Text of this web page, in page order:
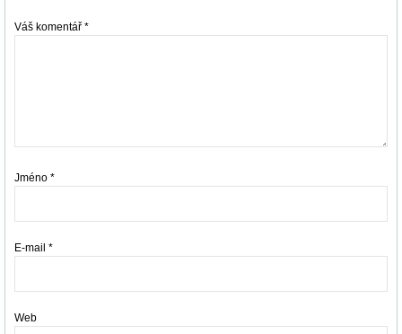
Váš komentář *
Jméno *
E-mail *
Web